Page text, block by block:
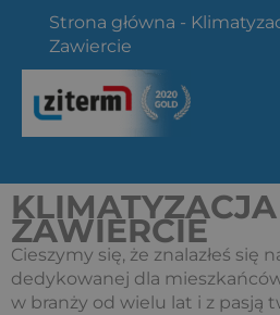
Strona główna -
Zawiercie
Przejdź
KLIMATYZACJA
ZAWIERCIE
Cieszymy się, że znalazłeś się
dedykowanej dla
w branży od wielu lat i z pasją